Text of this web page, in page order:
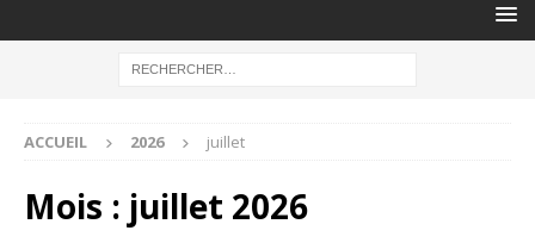
ACCUEIL 2026 juillet
Mois : juillet 2026